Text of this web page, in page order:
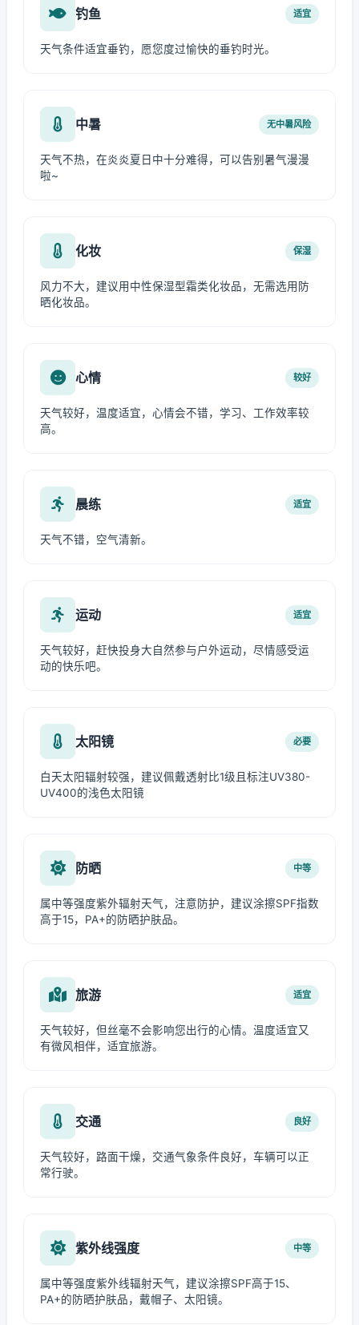
钓鱼 适宜
天气条件适宜垂钓，愿您度过愉快的垂钓时光。
中暑 无中暑风险
天气不热，在炎炎夏日中十分难得，可以告别暑气漫漫
啦~
化妆 保湿
风力不大，建议用中性保湿型霜类化妆品，无需选用防
晒化妆品。
心情 较好
天气较好，温度适宜，心情会不错，学习、工作效率较
高。
晨练 适宜
天气不错，空气清新。
运动 适宜
天气较好，赶快投身大自然参与户外运动，尽情感受运
动的快乐吧。
太阳镜 必要
白天太阳辐射较强，建议佩戴透射比1级且标注UV380-
UV400的浅色太阳镜
防晒 中等
属中等强度紫外辐射天气，注意防护，建议涂擦SPF指数
高于15，PA+的防晒护肤品。
旅游 适宜
天气较好，但丝毫不会影响您出行的心情。温度适宜又
有微风相伴，适宜旅游。
交通 良好
天气较好，路面干燥，交通气象条件良好，车辆可以正
常行驶。
紫外线强度 中等
属中等强度紫外线辐射天气，建议涂擦SPF高于15、
PA+的防晒护肤品，戴帽子、太阳镜。